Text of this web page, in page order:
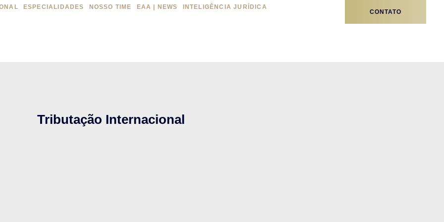
ESPECIALIDADES NOSSO TIME EAA | NEWS INTELIGÊNCIA JURÍDICA
CONTATO
Tributação Internacional